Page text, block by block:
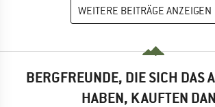
WEITERE BEITRÄGE ANZEIGEN
BERGFREUNDE, DIE SICH DAS
HABEN, KAUFTEN